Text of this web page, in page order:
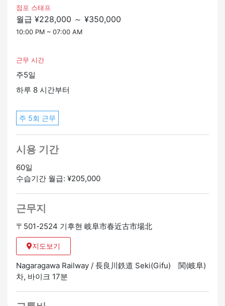
・요코하마 스타디움 페어 티켓 (3루 사이드 베이 블루 시
트)
・종합 복지 서비스 (혜택 스테이션)
・플렉스 시스템 적용 가능 (위치에 따라 다름)
(커리어 3단계)
리더 교육 및 관리 교육을 통해 관리, 마케팅, 인적 자원 개
점포 스태프
월급 ¥228,000 ～ ¥350,000
10:00 PM ~ 07:00 AM
근무 시간
주5일
하루 8 시간부터
주 5회 근무
시용 기간
60일
수습기간 월급: ¥205,000
근무지
〒501-2524 기후현 岐阜市春近古市場北
지도보기
Nagaragawa Railway / 長良川鉄道 Seki(Gifu) 関(岐阜)
차, 바이크 17분